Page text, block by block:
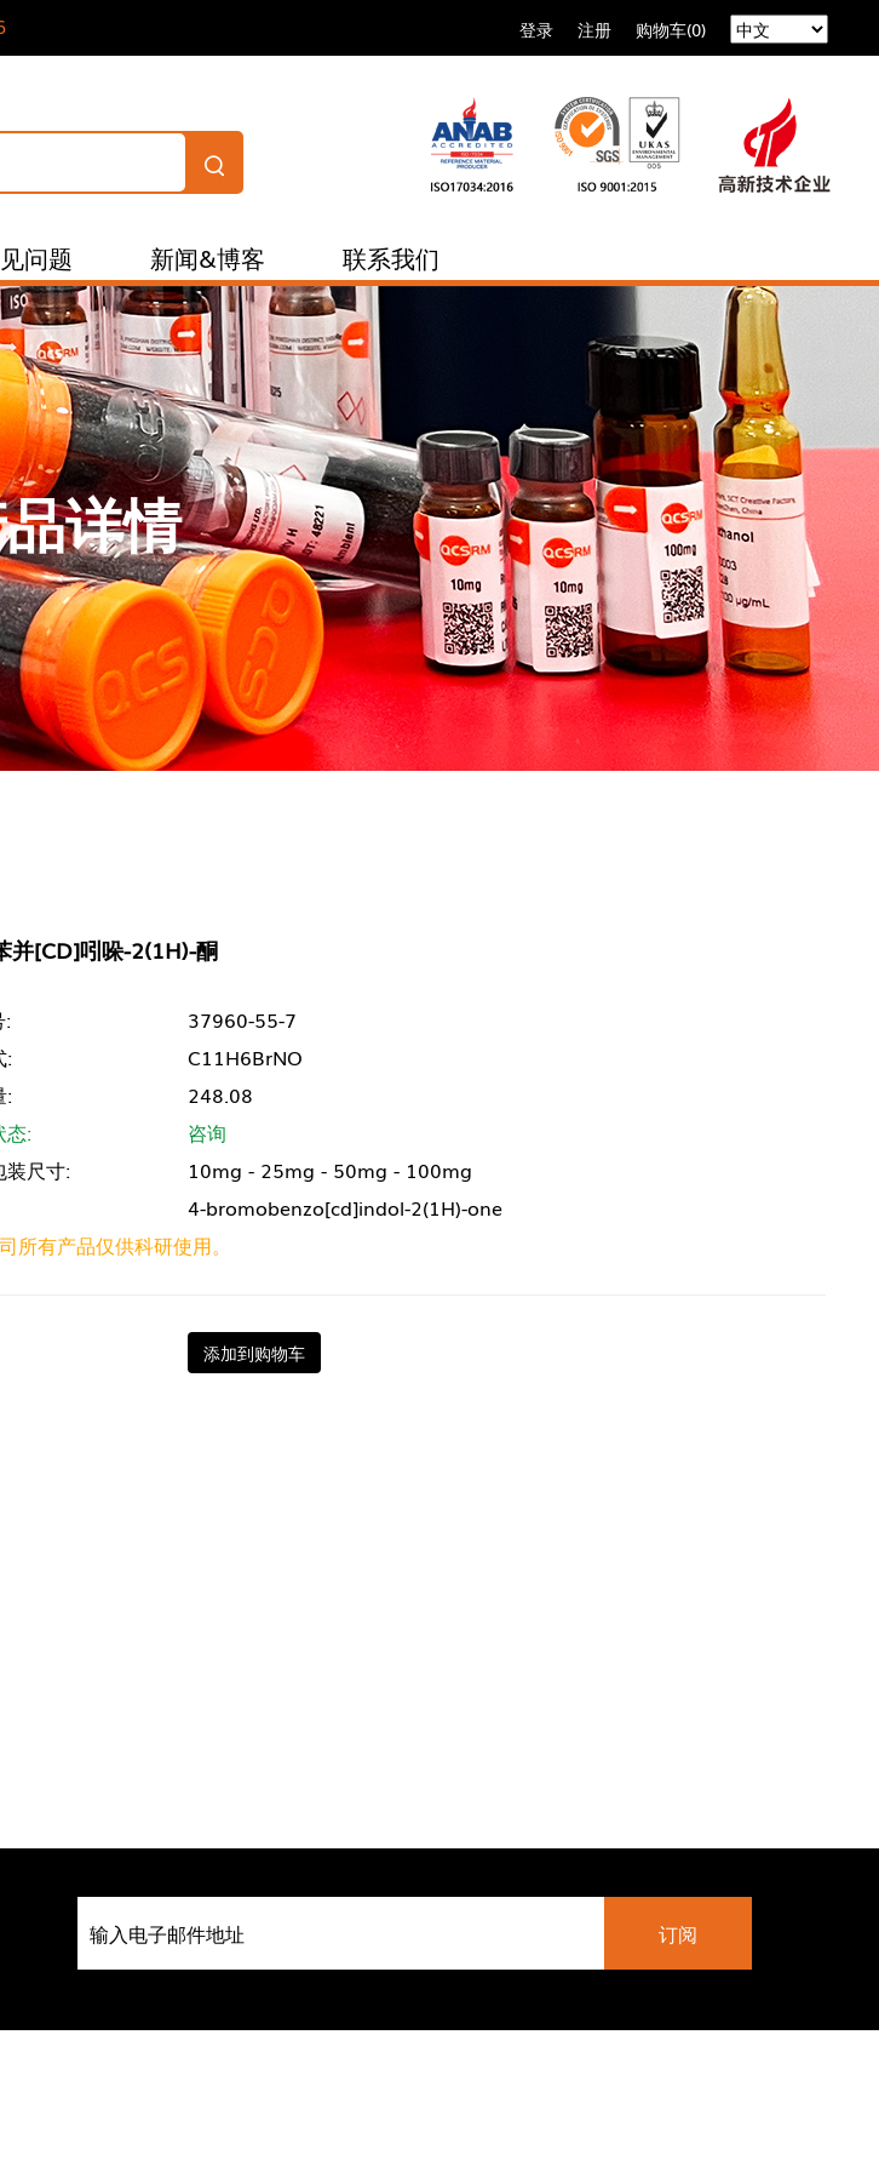
登录 注册 购物车(0)
问题 新闻&博客 联系我们
详情
并[CD]吲哚-2(1H)-酮
:
37960-55-7
:
C11H6BrNO
:
248.08
态:
咨询
装尺寸:
10mg - 25mg - 50mg - 100mg
4-bromobenzo[cd]indol-2(1H)-one
所有产品仅供科研使用。
添加到购物车